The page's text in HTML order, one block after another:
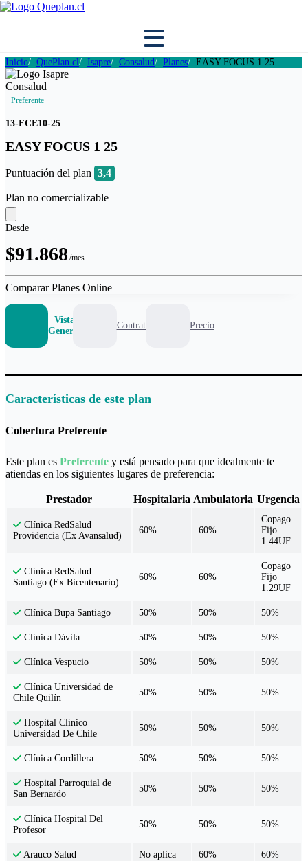
Inicio QuePlan.cl Isapre Consalud Planes EASY FOCUS 1 25
Preferente
13-FCE10-25
EASY FOCUS 1 25
Puntuación del plan 3,4
Plan no comercializable
Desde
$91.868 /mes
Comparar Planes Online
Vista
General
Contrato Precio
Características de este plan
Cobertura Preferente
Este plan es Preferente y está pensado para que idealmente te
atiendas en los siguientes lugares de preferencia:
Prestador Hospitalaria Ambulatoria Urgencia
Clínica RedSalud
Providencia (Ex Avansalud)
60% 60%
Copago
Fijo
1.44UF
Clínica RedSalud
Santiago (Ex Bicentenario)
60% 60%
Copago
Fijo
1.29UF
Clínica Bupa Santiago 50% 50% 50%
Clínica Dávila 50% 50% 50%
Clínica Vespucio 50% 50% 50%
Clínica Universidad de
Chile Quilín
50% 50% 50%
Hospital Clínico
Universidad De Chile
50% 50% 50%
Clínica Cordillera 50% 50% 50%
Hospital Parroquial de
San Bernardo
50% 50% 50%
Clínica Hospital Del
Profesor
50% 50% 50%
Arauco Salud No aplica 60% 60%